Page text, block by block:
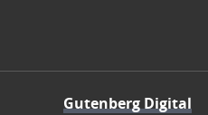
Gutenberg Digital